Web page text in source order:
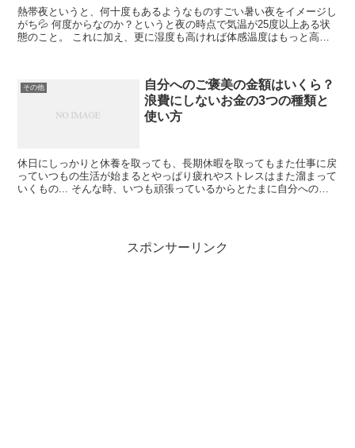
熱帯夜というと、何十度もあるようなものすごい暑い夜をイメージし
がち💦 何度からなのか？というと夜の時点で気温が25度以上ある状
態のこと。 これに加え、更に湿度も高ければ体感温度はもっと高く
その他
自分へのご褒美の金額はいくら？
浪費にしないお金の3つの種類と
使い方
休日にしっかりと休養を取っても、長期休暇を取ってもまた仕事に戻
っていつもの生活が始まるとやっぱり疲れやストレスはまた溜まって
いくもの... そんな時、いつも頑張っているからとたまに自分へのご
スポンサーリンク